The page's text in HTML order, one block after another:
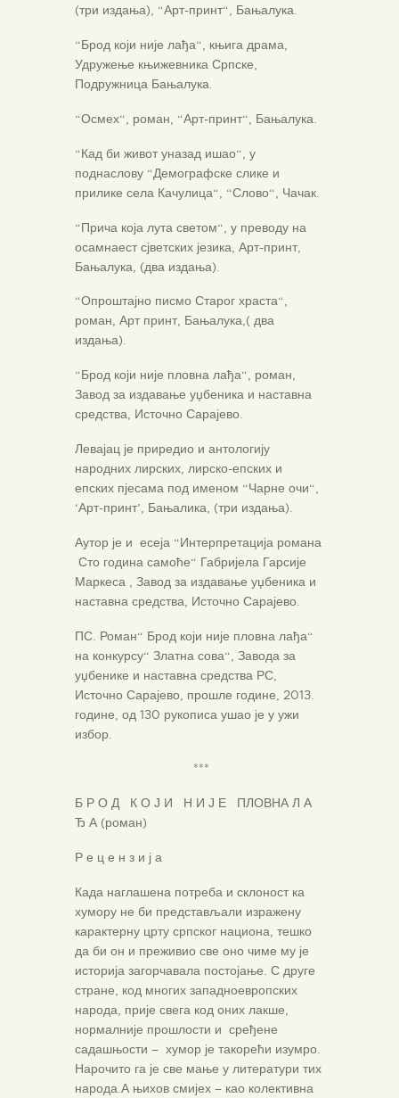
(три издања), “Арт-принт“, Бањалука.
“Брод који није лађа“, књига драма,
Удружење књижевника Српске,
Подружница Бањалука.
“Осмех“, роман, “Арт-принт“, Бањалука.
“Кад би живот уназад ишао“, у
поднаслову “Демографске слике и
прилике села Качулица“, “Слово“, Чачак.
“Прича која лута светом“, у преводу на
осамнаест сјветских језика, Арт-принт,
Бањалука, (два издања).
“Опроштајно писмо Старог храста“,
роман, Арт принт, Бањалука,( два
издања).
“Брод који није пловна лађа“, роман,
Завод за издавање уџбеника и наставна
средства, Источно Сарајево.
Левајац је приредио и антологију
народних лирских, лирско-епских и
епских пјесама под именом “Чарне очи“,
‘Арт-принт’, Бањалика, (три издања).
Аутор је и есеја “Интерпретација романа
Сто година самоће“ Габријела Гарсије
Маркеса , Завод за издавање уџбеника и
наставна средства, Источно Сарајево.
ПС. Роман“ Брод који није пловна лађа“
на конкурсу“ Златна сова“, Завода за
уџбенике и наставна средства РС,
Источно Сарајево, прошле године, 2013.
године, од 130 рукописа ушао је у ужи
избор.
***
Б Р О Д К О Ј И Н И Ј Е ПЛОВНА Л А
Ђ А (роман)
Р е ц е н з и ј а
Када наглашена потреба и склоност ка
хумору не би представљали изражену
карактерну црту српског национа, тешко
да би он и преживио све оно чиме му је
историја загорчавала постојање. С друге
стране, код многих западноевропских
народа, прије свега код оних лакше,
нормалније прошлости и сређене
садашњости – хумор је такорећи изумро.
Нарочито га је све мање у литератури тих
народа.А њихов смијех – као колективна